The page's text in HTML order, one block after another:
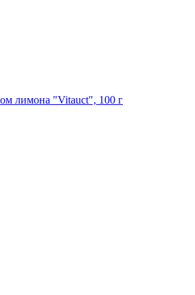
лимона "Vitauct", 100 г